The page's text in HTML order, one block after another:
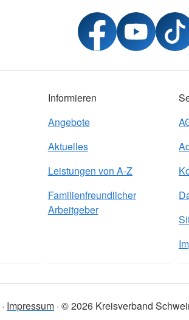
Informieren
Angebote
Aktuelles
Leistungen von A-Z
Familienfreundlicher
Arbeitgeber
Impressum © 2026 Kreisverband